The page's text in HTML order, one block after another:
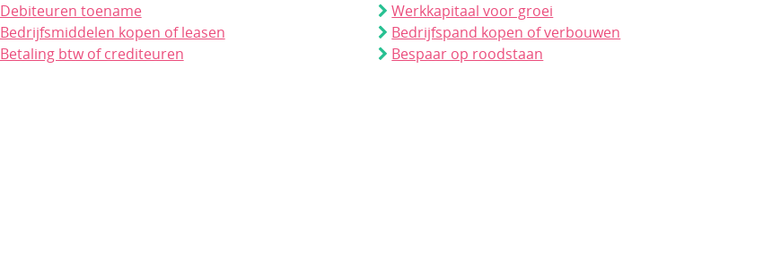
Debiteuren toename
Werkkapitaal voor groei
Bedrijfsmiddelen kopen of leasen
Bedrijfspand kopen of verbouwen
Betaling btw of crediteuren
Bespaar op roodstaan